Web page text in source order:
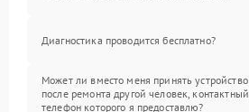
Диагностика проводится бесплатно?
Может ли вместо меня принять устройство
после ремонта другой человек, контактный
телефон которого я предоставлю?